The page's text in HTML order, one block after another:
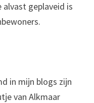
geplaveid is
in mijn blogs zijn
van Alkmaar